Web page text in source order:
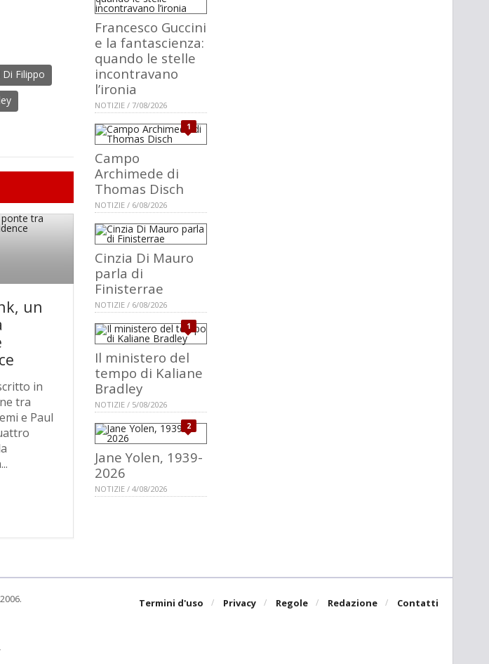
Di Filippo
un
in
tra
e Paul
Francesco Guccini
e la fantascienza:
quando le stelle
incontravano
l’ironia
NOTIZIE / 7/08/2026
1
Campo
Archimede di
Thomas Disch
NOTIZIE / 6/08/2026
Cinzia Di Mauro
parla di
Finisterrae
NOTIZIE / 6/08/2026
1
Il ministero del
tempo di Kaliane
Bradley
NOTIZIE / 5/08/2026
2
Jane Yolen, 1939-
2026
NOTIZIE / 4/08/2026
Termini d'uso Privacy Regole Redazione Contatti